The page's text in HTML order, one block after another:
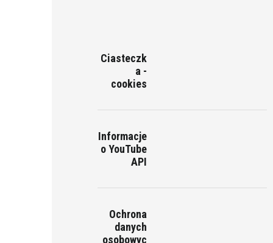
Ciasteczk
a -
cookies
Informacje
o YouTube
API
Ochrona
danych
osobowyc